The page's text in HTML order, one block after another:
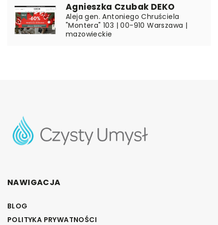
Agnieszka Czubak DEKO
Aleja gen. Antoniego Chruściela
"Montera" 103 | 00-910 Warszawa |
mazowieckie
NAWIGACJA
BLOG
POLITYKA PRYWATNOŚCI